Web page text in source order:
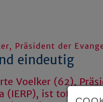
Präsident der
eindeutig
Voelker (62),
(IERP), ist tot. Er